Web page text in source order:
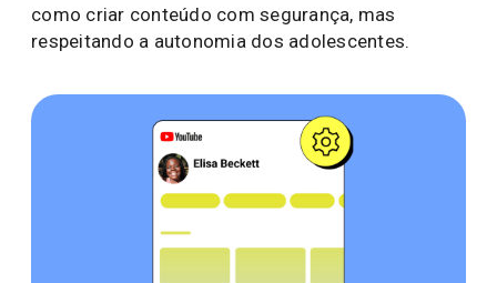
como criar conteúdo com segurança, mas
respeitando a autonomia dos adolescentes.